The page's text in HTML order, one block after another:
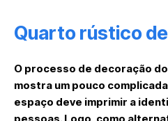
Quarto rústico
O processo de decoração do
mostra um pouco
espaço deve imprimir a